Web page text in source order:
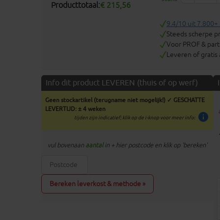
Producttotaal:€ 215,56
9.4/10 uit 7.800+
Steeds scherpe
Voor PROF &
Leveren of gratis
Info dit product LEVEREN (thuis of op werf)
Geen stockartikel (terugname niet mogelijk!) ✓ GESCHATTE
LEVERTIJD: ± 4 weken
info
tijden zijn indicatief; klik op de i-knop voor meer info:
vul bovenaan aantalin + hier postcode en klik op 'bereken'
Bereken leverkost & methode »